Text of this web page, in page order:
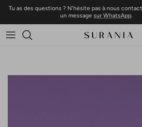
Skip to content
Tu as des questions ? N'hésite pas à nous
un message sur WhatsApp.